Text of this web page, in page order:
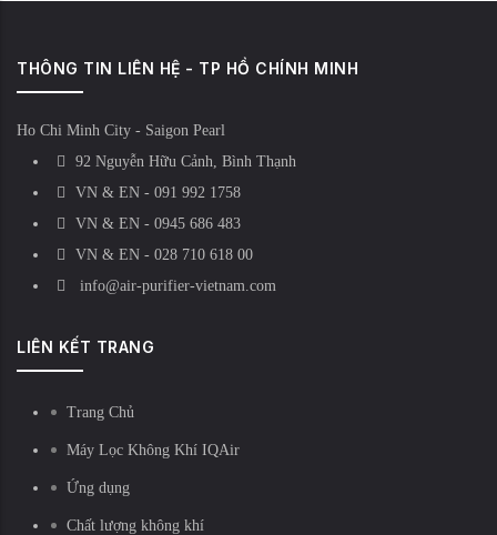
THÔNG TIN LIÊN HỆ - TP HỒ CHÍNH MINH
Ho Chi Minh City - Saigon Pearl
92 Nguyễn Hữu Cảnh, Bình Thạnh
VN & EN - 091 992 1758
VN & EN - 0945 686 483
VN & EN - 028 710 618 00
info@air-purifier-vietnam.com
LIÊN KẾT TRANG
Trang Chủ
Máy Lọc Không Khí IQAir
Ứng dụng
Chất lượng không khí